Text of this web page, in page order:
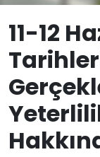
11-12